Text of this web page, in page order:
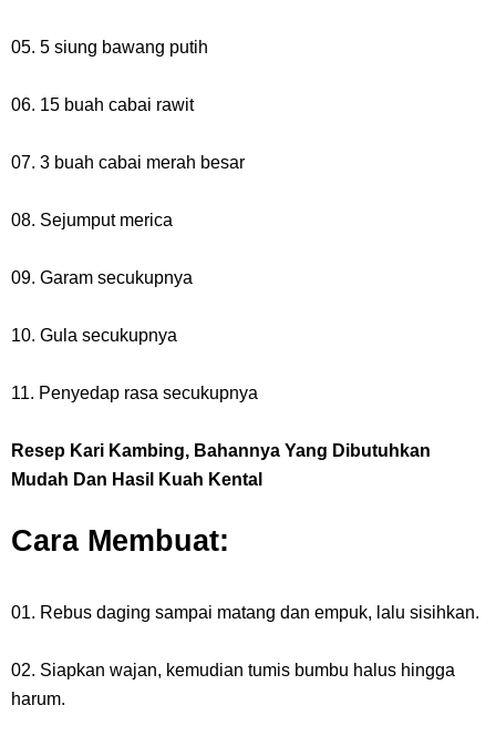
05. 5 siung bawang putih
06. 15 buah cabai rawit
07. 3 buah cabai merah besar
08. Sejumput merica
09. Garam secukupnya
10. Gula secukupnya
11. Penyedap rasa secukupnya
Resep Kari Kambing, Bahannya Yang Dibutuhkan
Mudah Dan Hasil Kuah Kental
Cara Membuat:
01. Rebus daging sampai matang dan empuk, lalu sisihkan.
02. Siapkan wajan, kemudian tumis bumbu halus hingga
harum.